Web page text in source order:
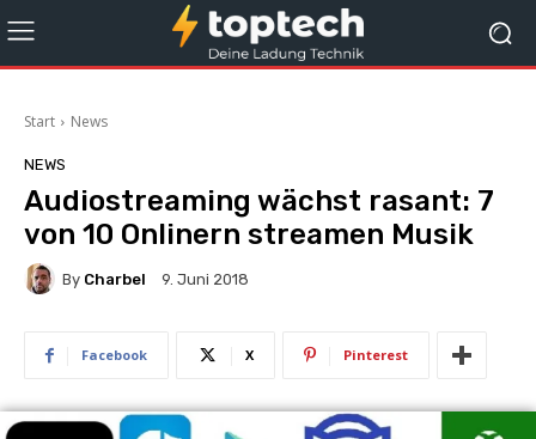
Start News
NEWS
Audiostreaming wächst rasant: 7
von 10 Onlinern streamen Musik
By Charbel 9. Juni 2018
Facebook X Pinterest